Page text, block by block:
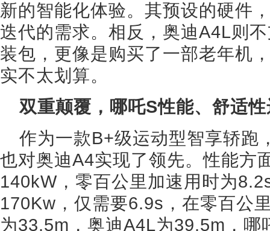
新的智能化体验。其预设的硬件
迭代的需求。相反，奥迪A4L则
装包，更像是购买了一部老年机
实不太划算。
双重颠覆，哪吒S性能、舒适
作为一款B+级运动型智享轿跑
也对奥迪A4实现了领先。性能方
140kW，零百公里加速用时为
170Kw，仅需要6.9s，在零百公
为33.5m，奥迪A4L为39.5m，哪